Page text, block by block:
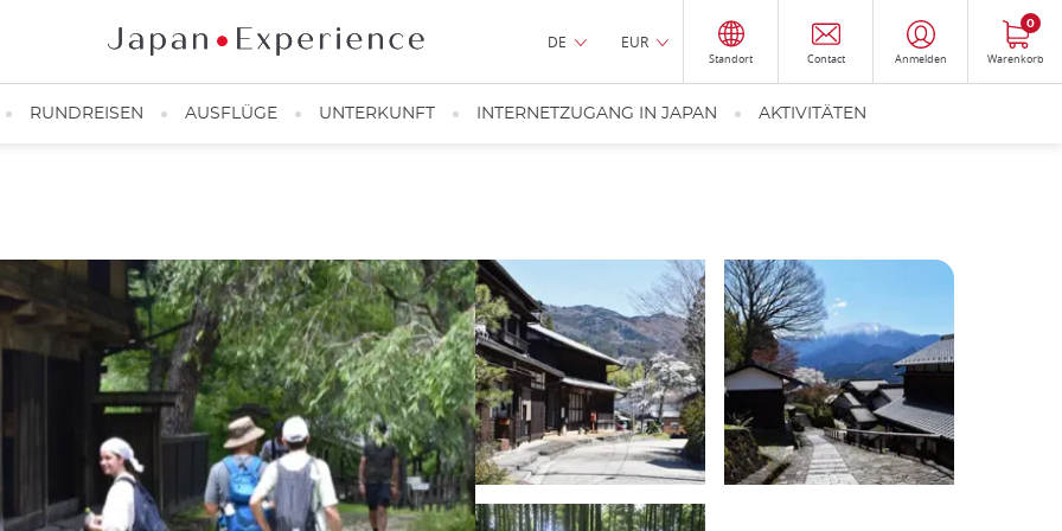
DE EUR
Standort Contact Anmelden Warenkorb
0
RUNDREISEN AUSFLÜGE UNTERKUNFT INTERNETZUGANG IN JAPAN AKTIVITÄTEN
Nakasendo Wandern©️Discover Gifu